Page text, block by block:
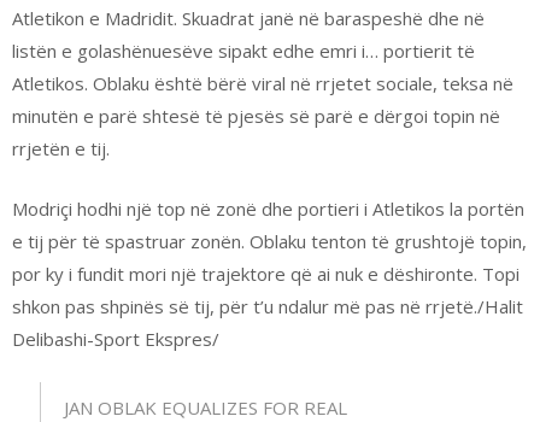
Atletikon e Madridit. Skuadrat janë në baraspeshë dhe në
listën e golashënuesëve sipakt edhe emri i… portierit të
Atletikos. Oblaku është bërë viral në rrjetet sociale, teksa në
minutën e parë shtesë të pjesës së parë e dërgoi topin në
rrjetën e tij.
Modriçi hodhi një top në zonë dhe portieri i Atletikos la portën
e tij për të spastruar zonën. Oblaku tenton të grushtojë topin,
por ky i fundit mori një trajektore që ai nuk e dëshironte. Topi
shkon pas shpinës së tij, për t’u ndalur më pas në rrjetë./Halit
Delibashi-Sport Ekspres/
JAN OBLAK EQUALIZES FOR REAL